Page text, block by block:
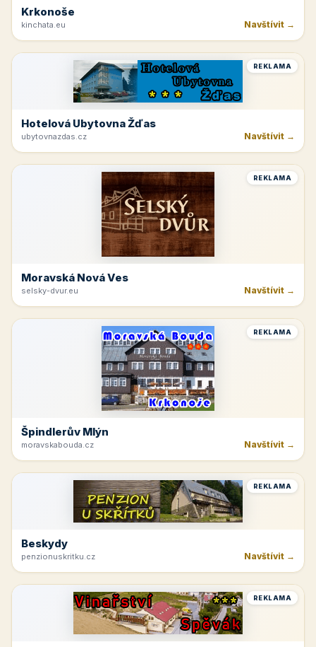
Krkonoše
kinchata.eu Navštívit →
REKLAMA
Hotelová Ubytovna Žďas
ubytovnazdas.cz Navštívit →
REKLAMA
Moravská Nová Ves
selsky-dvur.eu Navštívit →
REKLAMA
Špindlerův Mlýn
moravskabouda.cz Navštívit →
REKLAMA
Beskydy
penzionuskritku.cz Navštívit →
REKLAMA